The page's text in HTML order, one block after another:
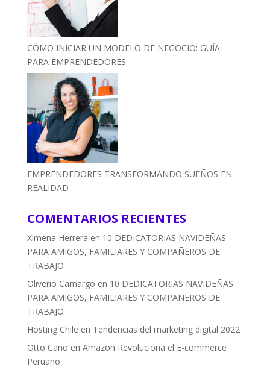
CÓMO INICIAR UN MODELO DE NEGOCIO: GUÍA
PARA EMPRENDEDORES
EMPRENDEDORES TRANSFORMANDO SUEÑOS EN
REALIDAD
COMENTARIOS RECIENTES
Ximena Herrera en 10 DEDICATORIAS NAVIDEÑAS
PARA AMIGOS, FAMILIARES Y COMPAÑEROS DE
TRABAJO
Oliverio Camargo en 10 DEDICATORIAS NAVIDEÑAS
PARA AMIGOS, FAMILIARES Y COMPAÑEROS DE
TRABAJO
Hosting Chile en Tendencias del marketing digital 2022
Otto Cano en Amazon Revoluciona el E-commerce
Peruano